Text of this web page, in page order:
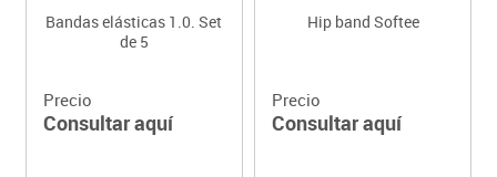
Bandas elásticas 1.0. Set
de 5
Precio
Consultar aquí
Hip band Softee
Precio
Consultar aquí